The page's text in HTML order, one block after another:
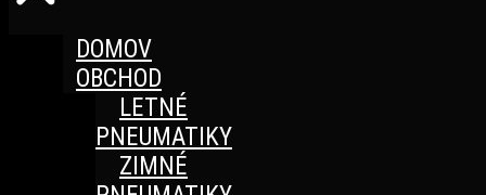
DOMOV
OBCHOD
LETNÉ
PNEUMATIKY
ZIMNÉ